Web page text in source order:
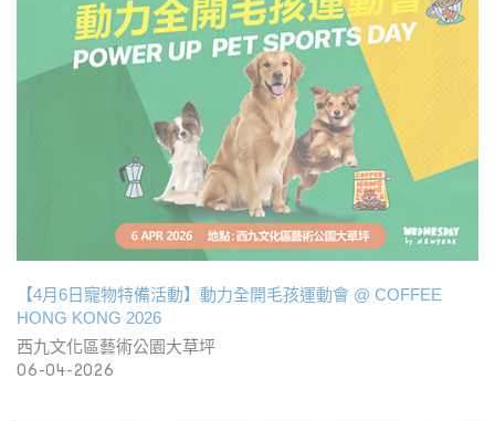
【4月6日寵物特備活動】動力全開毛孩運動會 @ COFFEE
HONG KONG 2026
西九文化區藝術公園大草坪
06-04-2026